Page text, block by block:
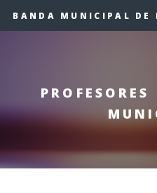
BANDA MUNICIPAL DE